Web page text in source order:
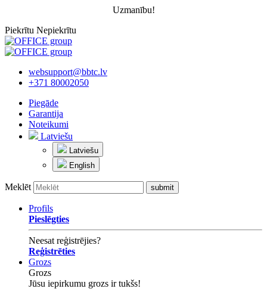
Uzmanību!
Piekrītu Nepiekrītu
websupport@bbtc.lv
+371 80002050
Piegāde
Garantija
Noteikumi
Latviešu
Latviešu
English
Meklēt
Profils
Pieslēgties
Neesat reģistrējies?
Reģistrēties
Grozs
Grozs
Jūsu iepirkumu grozs ir tukšs!